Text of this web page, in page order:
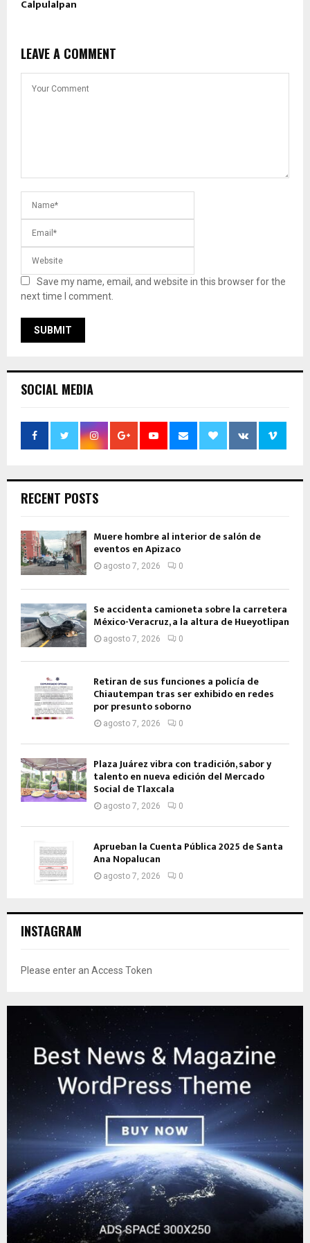
Calpulalpan
LEAVE A COMMENT
Save my name, email, and website in this browser for the
next time I comment.
SOCIAL MEDIA
RECENT POSTS
Muere hombre al interior de salón de
eventos en Apizaco
agosto 7, 2026 0
Se accidenta camioneta sobre la carretera
México-Veracruz, a la altura de Hueyotlipan
agosto 7, 2026 0
Retiran de sus funciones a policía de
Chiautempan tras ser exhibido en redes
por presunto soborno
agosto 7, 2026 0
Plaza Juárez vibra con tradición, sabor y
talento en nueva edición del Mercado
Social de Tlaxcala
agosto 7, 2026 0
Aprueban la Cuenta Pública 2025 de Santa
Ana Nopalucan
agosto 7, 2026 0
INSTAGRAM
Please enter an Access Token